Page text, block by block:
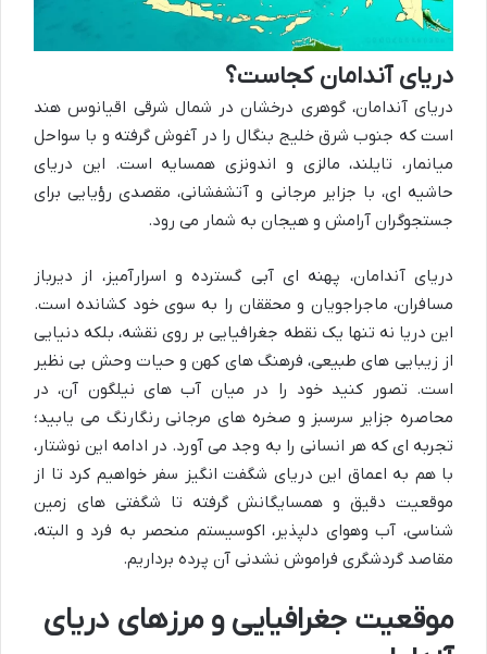
دریای آندامان کجاست؟
دریای آندامان، گوهری درخشان در شمال شرقی اقیانوس هند
است که جنوب شرق خلیج بنگال را در آغوش گرفته و با سواحل
میانمار، تایلند، مالزی و اندونزی همسایه است. این دریای
حاشیه ای، با جزایر مرجانی و آتشفشانی، مقصدی رؤیایی برای
جستجوگران آرامش و هیجان به شمار می رود.
دریای آندامان، پهنه ای آبی گسترده و اسرارآمیز، از دیرباز
مسافران، ماجراجویان و محققان را به سوی خود کشانده است.
این دریا نه تنها یک نقطه جغرافیایی بر روی نقشه، بلکه دنیایی
از زیبایی های طبیعی، فرهنگ های کهن و حیات وحش بی نظیر
است. تصور کنید خود را در میان آب های نیلگون آن، در
محاصره جزایر سرسبز و صخره های مرجانی رنگارنگ می یابید؛
تجربه ای که هر انسانی را به وجد می آورد. در ادامه این نوشتار،
با هم به اعماق این دریای شگفت انگیز سفر خواهیم کرد تا از
موقعیت دقیق و همسایگانش گرفته تا شگفتی های زمین
شناسی، آب وهوای دلپذیر، اکوسیستم منحصر به فرد و البته،
مقاصد گردشگری فراموش نشدنی آن پرده برداریم.
موقعیت جغرافیایی و مرزهای دریای